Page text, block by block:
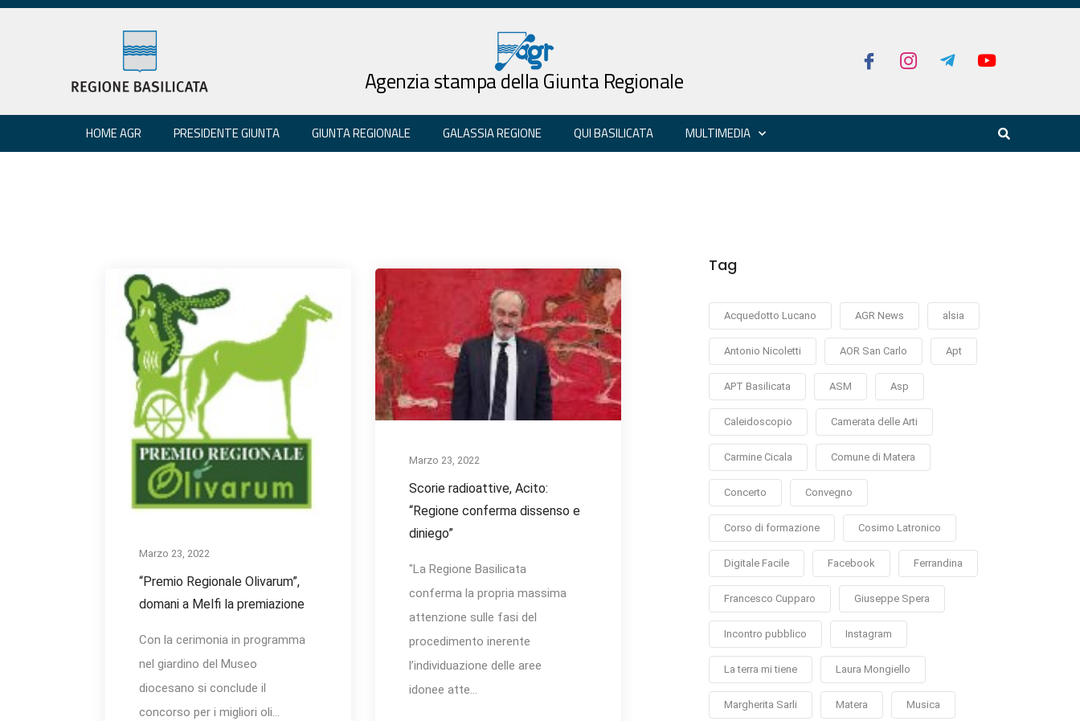
Agenzia stampa della Giunta Regionale
HOME AGR PRESIDENTE GIUNTA GIUNTA REGIONALE GALASSIA REGIONE QUI BASILICATA MULTIMEDIA
Marzo 23, 2022
“Premio Regionale Olivarum”,
domani a Melfi la premiazione
Con la cerimonia in programma
nel giardino del Museo
diocesano si conclude il
concorso per i migliori oli...
Marzo 23, 2022
Scorie radioattive, Acito:
“Regione conferma dissenso e
diniego”
"La Regione Basilicata
conferma la propria massima
attenzione sulle fasi del
procedimento inerente
l’individuazione delle aree
idonee atte...
Tag
Acquedotto Lucano AGR News alsia
Antonio Nicoletti AOR San Carlo Apt
APT Basilicata ASM Asp
Caleidoscopio Camerata delle Arti
Carmine Cicala Comune di Matera
Concerto Convegno
Corso di formazione Cosimo Latronico
Digitale Facile Facebook Ferrandina
Francesco Cupparo Giuseppe Spera
Incontro pubblico Instagram
La terra mi tiene Laura Mongiello
Margherita Sarli Matera Musica